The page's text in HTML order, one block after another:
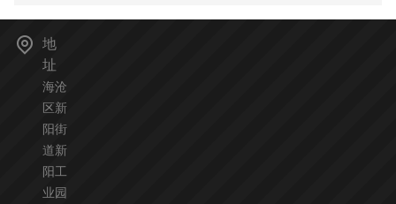
地
址
海沧
区新
阳街
道新
阳工
业园